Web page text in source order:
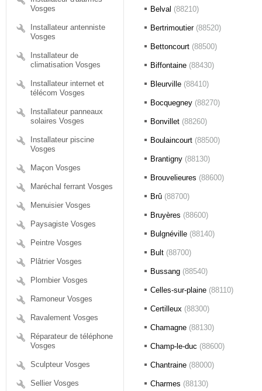
Vosges
Installateur antenniste
Vosges
Installateur de
climatisation Vosges
Installateur internet et
télécom Vosges
Installateur panneaux
solaires Vosges
Installateur piscine
Vosges
Maçon Vosges
Maréchal ferrant Vosges
Menuisier Vosges
Paysagiste Vosges
Peintre Vosges
Plâtrier Vosges
Plombier Vosges
Ramoneur Vosges
Ravalement Vosges
Réparateur de téléphone
Vosges
Sculpteur Vosges
Sellier Vosges
Belval (88210)
Bertrimoutier (88520)
Bettoncourt (88500)
Biffontaine (88430)
Bleurville (88410)
Bocquegney (88270)
Bonvillet (88260)
Boulaincourt (88500)
Brantigny (88130)
Brouvelieures (88600)
Brû (88700)
Bruyères (88600)
Bulgnéville (88140)
Bult (88700)
Bussang (88540)
Celles-sur-plaine (88110)
Certilleux (88300)
Chamagne (88130)
Champ-le-duc (88600)
Chantraine (88000)
Charmes (88130)